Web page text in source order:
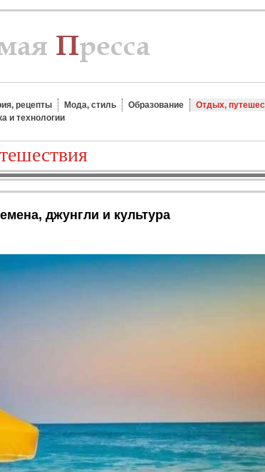
рецепты Мода, стиль Образование Отдых,
и технологии
джунгли и культура